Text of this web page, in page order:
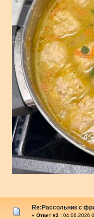
Re:Рассольник с
« Ответ #3 : 04.06.2026